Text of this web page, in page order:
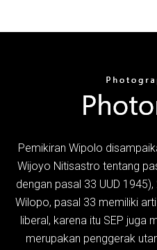
Pemikiran Wipolo
Wijoyo Nitisastro tentang
dengan pasal 33 UUD
Wilopo, pasal 33 memiliki
liberal, karena itu SEP juga
merupakan penggerak